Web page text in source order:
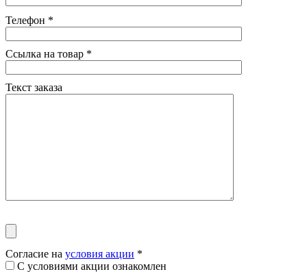
Телефон *
Ссылка на товар *
Текст заказа
Согласие на условия акции *
С условиями акции ознакомлен